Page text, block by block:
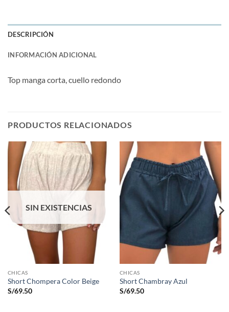
DESCRIPCIÓN
INFORMACIÓN ADICIONAL
Top manga corta, cuello redondo
PRODUCTOS RELACIONADOS
SIN EXISTENCIAS
CHICAS
Short Chompera Color Beige
S/69.50
CHICAS
Short Chambray Azul
S/69.50